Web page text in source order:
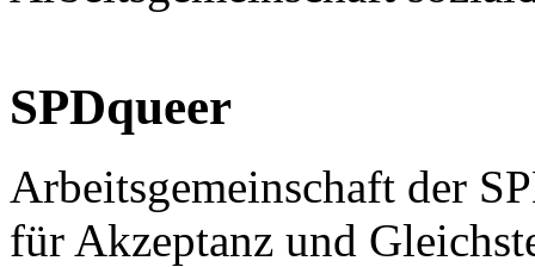
SPDqueer
Arbeitsgemeinschaft der
für Akzeptanz und